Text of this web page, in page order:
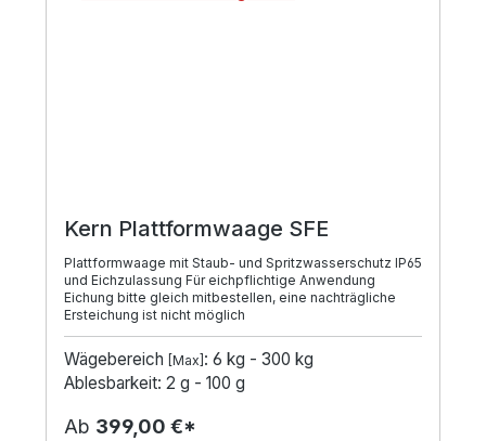
Kern Plattformwaage SFE
Plattformwaage mit Staub- und Spritzwasserschutz IP65
und Eichzulassung Für eichpflichtige Anwendung
Eichung bitte gleich mitbestellen, eine nachträgliche
Ersteichung ist nicht möglich
Wägebereich [Max] : 6 kg - 300 kg
Ablesbarkeit: 2 g - 100 g
Ab 399,00 €*